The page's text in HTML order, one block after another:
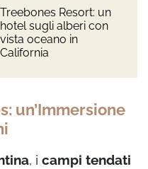
Treebones Resort: un
hotel sugli alberi con
vista oceano in
California
un’Immersione
, i campi tendati